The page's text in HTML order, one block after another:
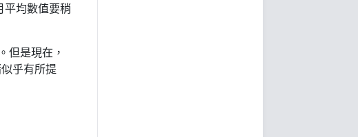
平均數值要稍
但是現在，
乎有所提